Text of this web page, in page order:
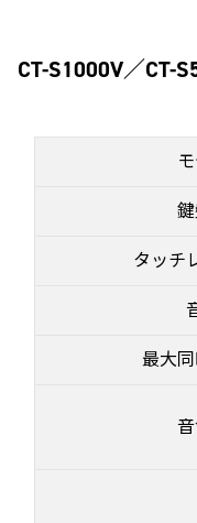
CT-S1000V／CT-
タッチ
最大